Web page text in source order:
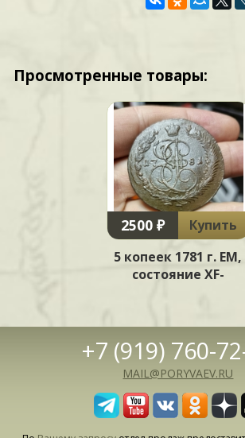
Просмотренные товары:
2500 ₽
Купить
5 копеек 1781 г. ЕМ,
состояние XF-
+7 (919) 760-
MAIL@PORYVAEV.RU